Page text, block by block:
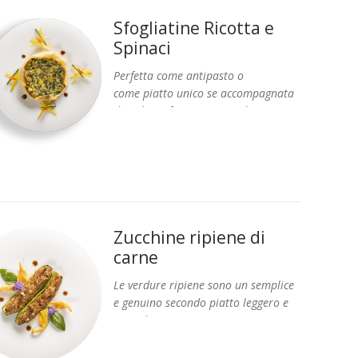
Sfogliatine Ricotta e
Spinaci
Perfetta come antipasto o
come piatto unico se accompagnata
da salumi, formaggi e verdure miste.
Zucchine ripiene di
carne
Le verdure ripiene sono un semplice
e genuino secondo piatto leggero e
di